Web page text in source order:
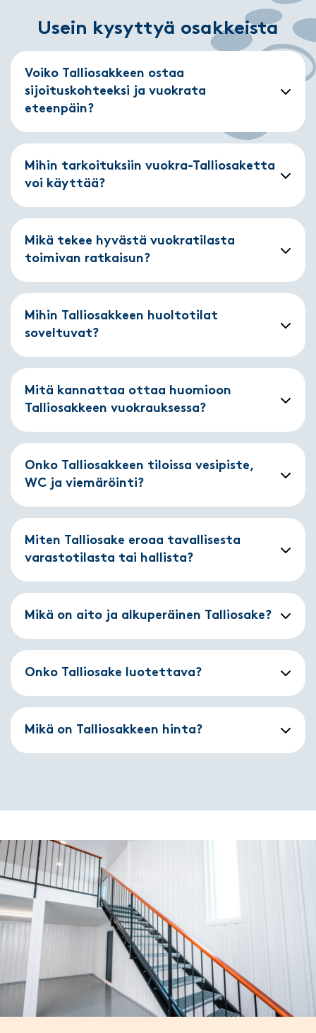
Usein kysyttyä osakkeista
Voiko Talliosakkeen ostaa
sijoituskohteeksi ja vuokrata
eteenpäin?
Mihin tarkoituksiin vuokra-Talliosaketta
voi käyttää?
Mikä tekee hyvästä vuokratilasta
toimivan ratkaisun?
Mihin Talliosakkeen huoltotilat
soveltuvat?
Mitä kannattaa ottaa huomioon
Talliosakkeen vuokrauksessa?
Onko Talliosakkeen tiloissa vesipiste,
WC ja viemäröinti?
Miten Talliosake eroaa tavallisesta
varastotilasta tai hallista?
Mikä on aito ja alkuperäinen Talliosake?
Onko Talliosake luotettava?
Mikä on Talliosakkeen hinta?